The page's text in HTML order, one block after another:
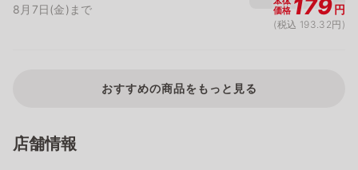
8月7日(金)まで
価格 179円
(税込 193.32円)
おすすめの商品をもっと見る
店舗情報